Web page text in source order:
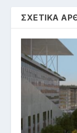
ΣΧΕΤΙΚΑ